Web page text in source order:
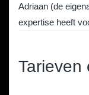
Adriaan (de
expertise heeft
Tarieven